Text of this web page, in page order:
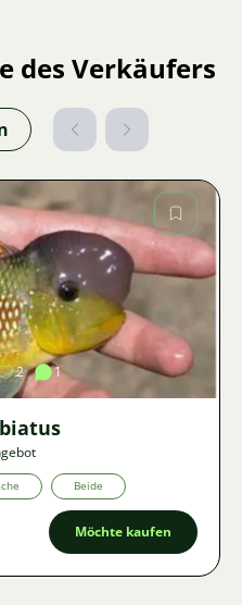
des Verkäufers
2 1
Beide
Möchte kaufen